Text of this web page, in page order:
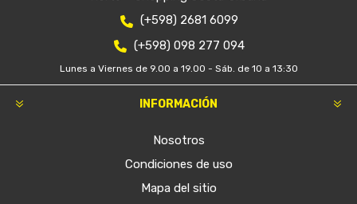
(+598) 2681 6099
(+598) 098 277 094
Lunes a Viernes de 9.00 a 19.00 - Sáb. de 10 a 13:30
INFORMACIÓN
Nosotros
Condiciones de uso
Mapa del sitio